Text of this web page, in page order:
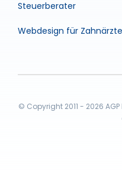
Steuerberater
Webdesign für Zahnärzte
© Copyright 2011 - 2026